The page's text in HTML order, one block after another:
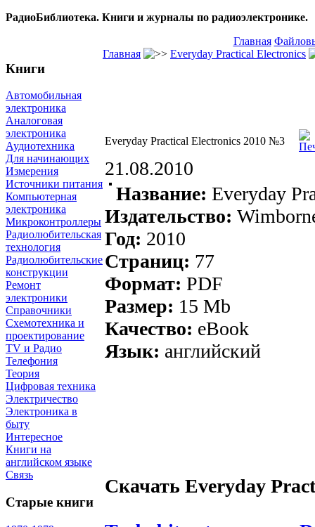
РадиоБиблиотека. Книги и журналы по радиоэлектронике.
Главная
Книги
Автомобильная
электроника
Аналоговая
электроника
Аудиотехника
Для начинающих
Измерения
Источники питания
Компьютерная
электроника
Микроконтроллеры
Радиолюбительская
технология
Радиолюбительские
конструкции
Ремонт
электроники
Справочники
Схемотехника и
проектирование
TV и Радио
Телефония
Теория
Цифровая техника
Электричество
Электроника в
быту
Интересное
Книги на
английском языке
Связь
Старые книги
Главная Everyday Practical Electronics
Everyday Practical Electronics 2010 №3
21.08.2010
Название: Everyday
Издательство:
Год: 2010
Страниц: 77
Формат: PDF
Размер: 15 Mb
Качество: eBook
Язык: английский
Скачать Everyday